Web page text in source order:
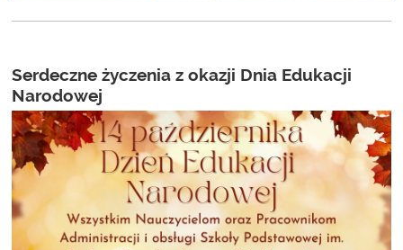
Serdeczne życzenia z okazji Dnia Edukacji
Narodowej